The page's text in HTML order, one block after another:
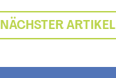
NÄCHSTER ARTIKEL